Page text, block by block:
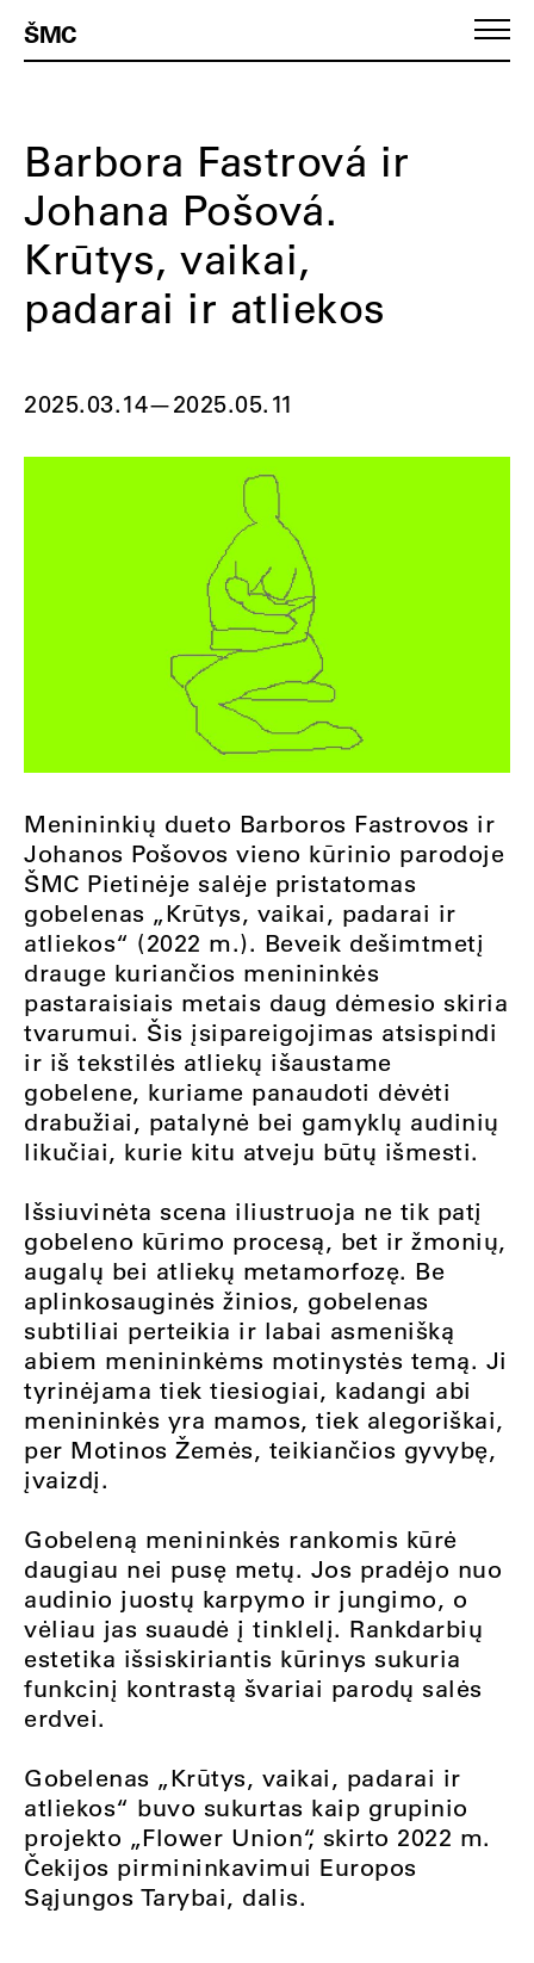
ŠMC
Barbora Fastrová ir
Johana Pošová.
Krūtys, vaikai,
padarai ir atliekos
2025.03.14—2025.05.11
Menininkių dueto Barboros Fastrovos ir
Johanos Pošovos vieno kūrinio parodoje
ŠMC Pietinėje salėje pristatomas
gobelenas „Krūtys, vaikai, padarai ir
atliekos“ (2022 m.). Beveik dešimtmetį
drauge kuriančios menininkės
pastaraisiais metais daug dėmesio skiria
tvarumui. Šis įsipareigojimas atsispindi
ir iš tekstilės atliekų išaustame
gobelene, kuriame panaudoti dėvėti
drabužiai, patalynė bei gamyklų audinių
likučiai, kurie kitu atveju būtų išmesti.
Išsiuvinėta scena iliustruoja ne tik patį
gobeleno kūrimo procesą, bet ir žmonių,
augalų bei atliekų metamorfozę. Be
aplinkosauginės žinios, gobelenas
subtiliai perteikia ir labai asmenišką
abiem menininkėms motinystės temą. Ji
tyrinėjama tiek tiesiogiai, kadangi abi
menininkės yra mamos, tiek alegoriškai,
per Motinos Žemės, teikiančios gyvybę,
įvaizdį.
Gobeleną menininkės rankomis kūrė
daugiau nei pusę metų. Jos pradėjo nuo
audinio juostų karpymo ir jungimo, o
vėliau jas suaudė į tinklelį. Rankdarbių
estetika išsiskiriantis kūrinys sukuria
funkcinį kontrastą švariai parodų salės
erdvei.
Gobelenas „Krūtys, vaikai, padarai ir
atliekos“ buvo sukurtas kaip grupinio
projekto „Flower Union“, skirto 2022 m.
Čekijos pirmininkavimui Europos
Sąjungos Tarybai, dalis.